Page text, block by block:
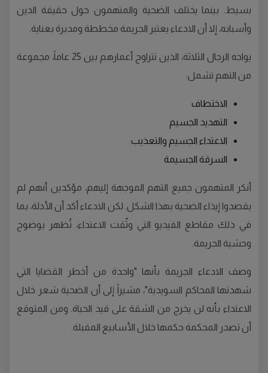
بسيط. بينما يختلف الضحية والمتهمون حول حقيقة الدين
وأسبابه، إلا أن الادعاء يعتبر الجريمة مخططة ومدبرة بعناية.
يواجه الرجال الثلاثة، الذين تتراوح أعمارهم بين 25 عاماً، مجموعة
من التهم تشمل:
الاختطاف
التهديد الجسيم
الاعتداء الجسيم والتعذيب
السرقة الجسيمة
أنكر المتهمون جميع التهم الموجهة إليهم، مؤكدين أنهم لم
يقصدوا إيذاء الضحية بهذا الشكل. لكن الادعاء أكد أن الأدلة، بما
في ذلك مقاطع الفيديو التي وثّقت الاعتداء، تُظهر بوضوح
وحشية الجريمة.
وصف الادعاء الجريمة بأنها "واحدة من أخطر القضايا التي
شهدتها المحاكم السويدية"، مشيراً إلى أن الضحية شعر خلال
الاعتداء بأنه لن يخرج من الشقة على قيد الحياة. ومن المتوقع
أن تصدر المحكمة حكمها خلال الأسابيع المقبلة.